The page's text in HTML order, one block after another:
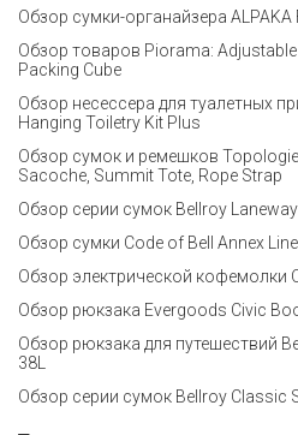
Обзор сумки-органайзера
Обзор товаров Piorama:
Packing Cube
Обзор несессера для туалетных
Hanging Toiletry Kit Plus
Обзор сумок и ремешков
Sacoche, Summit Tote, Rope Strap
Обзор серии сумок Bellroy Laneway
Обзор сумки Code of Bell Annex
Обзор электрической кофемолки
Обзор рюкзака Evergoods Civic
Обзор рюкзака для путешествий
38L
Обзор серии сумок Bellroy Classic